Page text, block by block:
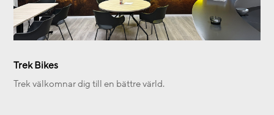
Trek Bikes
Trek välkomnar dig till en bättre värld.